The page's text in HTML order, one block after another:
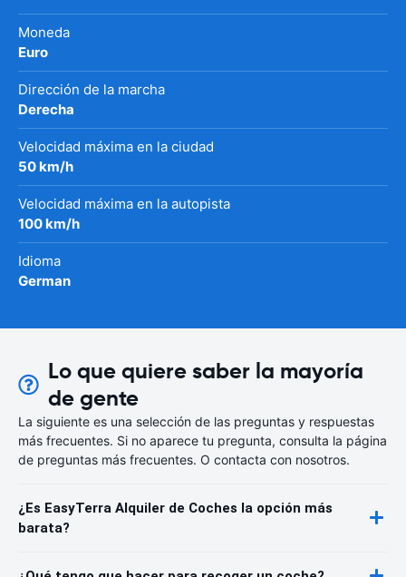
Moneda
Euro
Dirección de la marcha
Derecha
Velocidad máxima en la ciudad
50 km/h
Velocidad máxima en la autopista
100 km/h
Idioma
German
Lo que quiere saber la mayoría
de gente
La siguiente es una selección de las preguntas y respuestas
más frecuentes. Si no aparece tu pregunta, consulta la página
de preguntas más frecuentes. O contacta con nosotros.
¿Es EasyTerra Alquiler de Coches la opción más
barata?